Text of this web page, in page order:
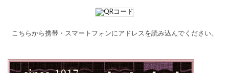
こちらから携帯・スマートフォンにアドレスを読み込んでください。